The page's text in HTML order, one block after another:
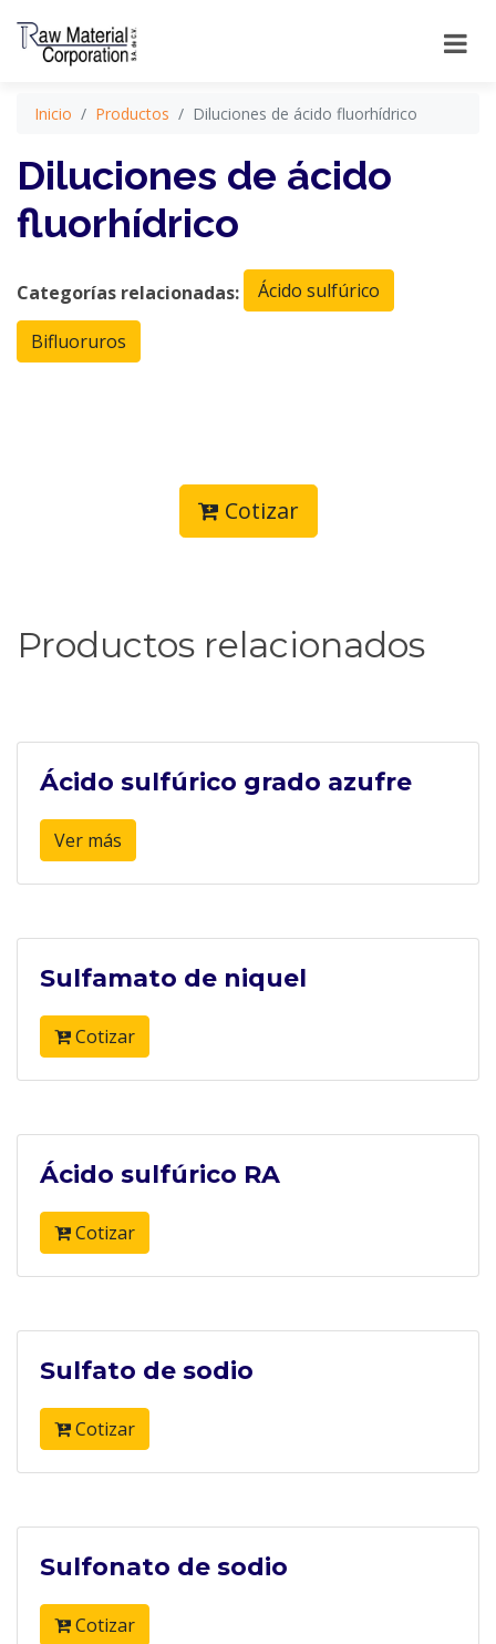
Inicio Productos Diluciones de ácido fluorhídrico
Diluciones de ácido
fluorhídrico
Categorías relacionadas: Ácido sulfúrico
Bifluoruros
Cotizar
Productos relacionados
Ácido sulfúrico grado azufre
Ver más
Sulfamato de niquel
Cotizar
Ácido sulfúrico RA
Cotizar
Sulfato de sodio
Cotizar
Sulfonato de sodio
Cotizar